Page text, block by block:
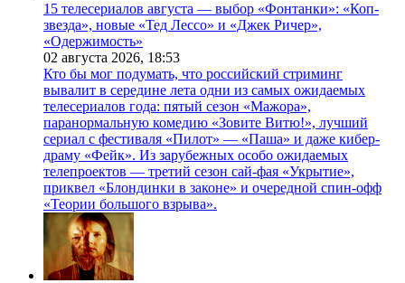
15 телесериалов августа — выбор «Фонтанки»: «Коп-
звезда», новые «Тед Лессо» и «Джек Ричер»,
«Одержимость»
02 августа 2026, 18:53
Кто бы мог подумать, что российский стриминг
вывалит в середине лета одни из самых ожидаемых
телесериалов года: пятый сезон «Мажора»,
паранормальную комедию «Зовите Витю!», лучший
сериал с фестиваля «Пилот» — «Паша» и даже кибер-
драму «Фейк». Из зарубежных особо ожидаемых
телепроектов — третий сезон сай-фая «Укрытие»,
приквел «Блондинки в законе» и очередной спин-офф
«Теории большого взрыва».